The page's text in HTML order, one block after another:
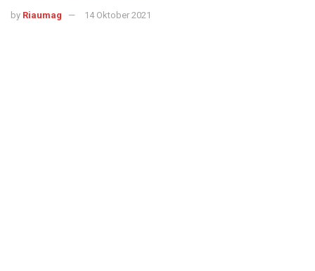
by Riaumag 14 Oktober 2021